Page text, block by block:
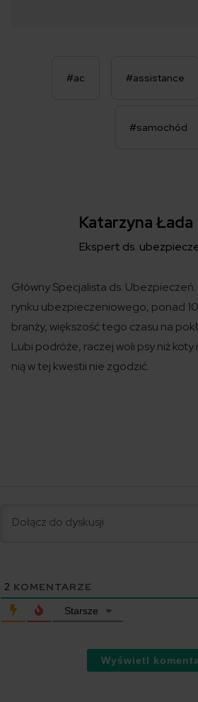
#ac #assistance
#samochód
Katarzyna Łada
Ekspert ds.
Główny Specjalista ds.
rynku ubezpieczeniowego, ponad
branży, większość tego czasu na
Lubi podróże, raczej woli psy niż koty
nią w tej kwestii nie zgodzić.
2 KOMENTARZE
Starsze
Wyświetl